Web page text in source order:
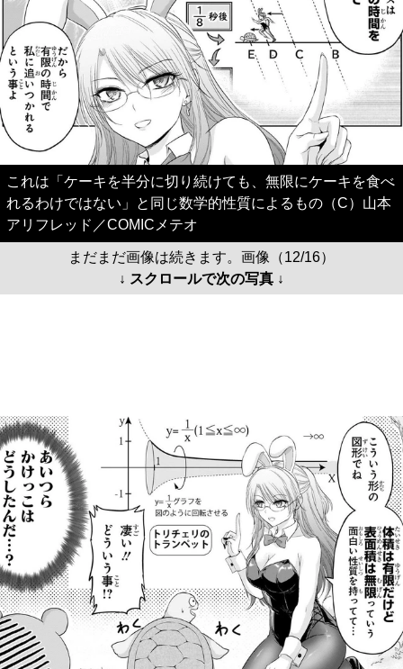
これは「ケーキを半分に切り続けても、無限にケーキを食べ
れるわけではない」と同じ数学的性質によるもの（C）山本
アリフレッド／COMICメテオ
まだまだ画像は続きます。画像（12/16）
↓ スクロールで次の写真 ↓